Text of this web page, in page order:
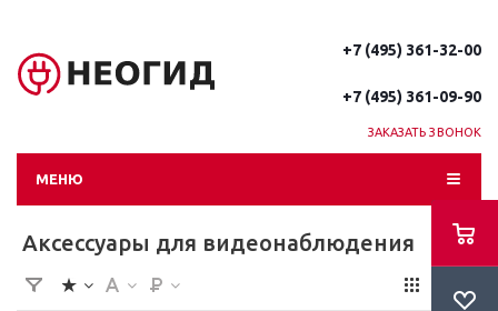
+7 (495) 361-32-00
+7 (495) 361-09-90
ЗАКАЗАТЬ ЗВОНОК
МЕНЮ
Аксессуары для видеонаблюдения